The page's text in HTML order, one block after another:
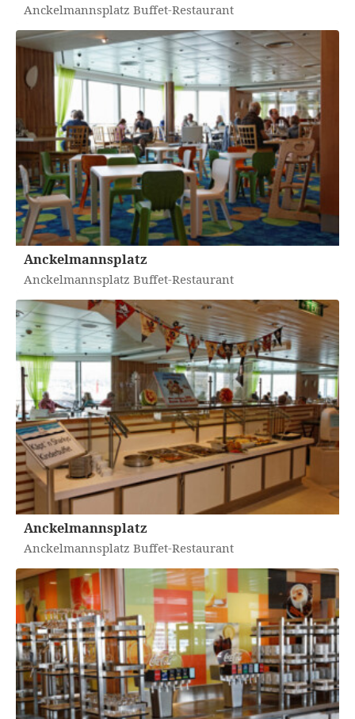
Anckelmannsplatz Buffet-Restaurant
Anckelmannsplatz
Anckelmannsplatz Buffet-Restaurant
Anckelmannsplatz
Anckelmannsplatz Buffet-Restaurant